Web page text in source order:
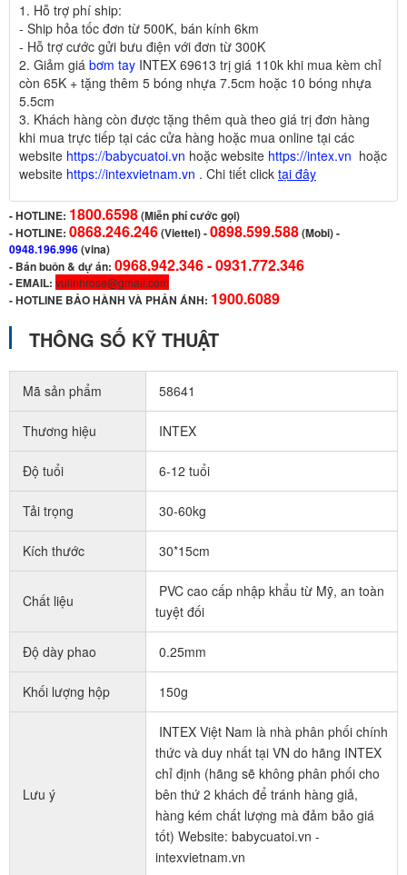
1. Hỗ trợ phí ship:
- Ship hỏa tốc đơn từ 500K, bán kính 6km
- Hỗ trợ cước gửi bưu điện với đơn từ 300K
2. Giảm giá bơm tay INTEX 69613 trị giá 110k khi mua kèm chỉ
còn 65K + tặng thêm 5 bóng nhựa 7.5cm hoặc 10 bóng nhựa
5.5cm
3. Khách hàng còn được tặng thêm quà theo giá trị đơn hàng
khi mua trực tiếp tại các cửa hàng hoặc mua online tại các
website https://babycuatoi.vn hoặc website https://intex.vn hoặc
website https://intexvietnam.vn . Chi tiết click tại đây
-HOTLINE: 1800.6598(Miễn phí cước gọi)
- HOTLINE: 0868.246.246(Viettel)-0898.599.588(Mobi) -
0948.196.996(vina)
- Bán buôn & dự án: 0968.942.346 -0931.772.346
- EMAIL: vulinhrose@gmail.com
-HOTLINE BẢO HÀNH VÀ PHẢN ÁNH: 1900.6089
THÔNG SỐ KỸ THUẬT
Mã sản phẩm 58641
Thương hiệu INTEX
Độ tuổi 6-12 tuổi
Tải trọng 30-60kg
Kích thước 30*15cm
Chất liệu
PVC cao cấp nhập khẩu từ Mỹ, an toàn
tuyệt đối
Độ dày phao 0.25mm
Khối lượng hộp 150g
Lưu ý
INTEX Việt Nam là nhà phân phối chính
thức và duy nhất tại VN do hãng INTEX
chỉ định (hãng sẽ không phân phối cho
bên thứ 2 khách để tránh hàng giả,
hàng kém chất lượng mà đảm bảo giá
tốt) Website: babycuatoi.vn -
intexvietnam.vn